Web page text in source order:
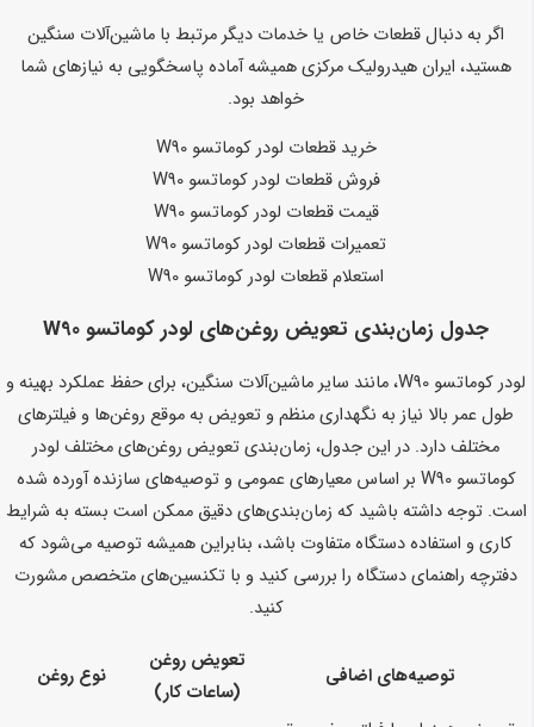
اگر به دنبال قطعات خاص یا خدمات دیگر مرتبط با ماشین‌آلات سنگین
هستید، ایران هیدرولیک مرکزی همیشه آماده پاسخگویی به نیازهای شما
خواهد بود.
خرید قطعات لودر کوماتسو W90
فروش قطعات لودر کوماتسو W90
قیمت قطعات لودر کوماتسو W90
تعمیرات قطعات لودر کوماتسو W90
استعلام قطعات لودر کوماتسو W90
جدول زمان‌بندی تعویض روغن‌های لودر کوماتسو W90
لودر کوماتسو W90، مانند سایر ماشین‌آلات سنگین، برای حفظ عملکرد بهینه و
طول عمر بالا نیاز به نگهداری منظم و تعویض به موقع روغن‌ها و فیلترهای
مختلف دارد. در این جدول، زمان‌بندی تعویض روغن‌های مختلف لودر
کوماتسو W90 بر اساس معیارهای عمومی و توصیه‌های سازنده آورده شده
است. توجه داشته باشید که زمان‌بندی‌های دقیق ممکن است بسته به شرایط
کاری و استفاده دستگاه متفاوت باشد، بنابراین همیشه توصیه می‌شود که
دفترچه راهنمای دستگاه را بررسی کنید و با تکنسین‌های متخصص مشورت
کنید.
نوع روغن
تعویض روغن
(ساعات کار)
توصیه‌های اضافی